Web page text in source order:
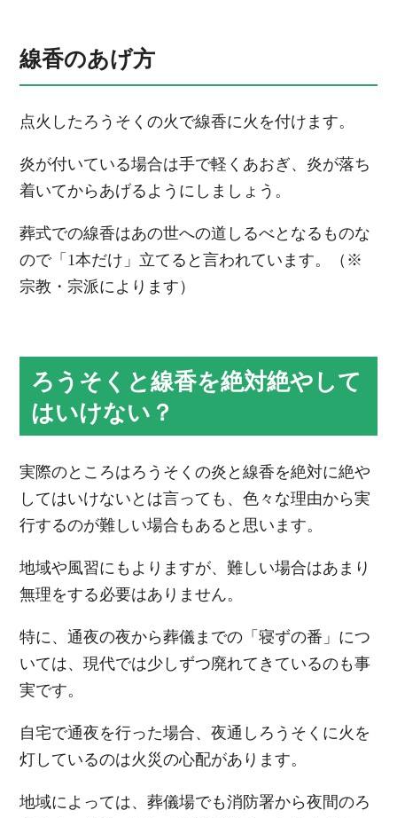
線香のあげ方
点火したろうそくの火で線香に火を付けます。
炎が付いている場合は手で軽くあおぎ、炎が落ち
着いてからあげるようにしましょう。
葬式での線香はあの世への道しるべとなるものな
ので「1本だけ」立てると言われています。（※
宗教・宗派によります）
ろうそくと線香を絶対絶やして
はいけない？
実際のところはろうそくの炎と線香を絶対に絶や
してはいけないとは言っても、色々な理由から実
行するのが難しい場合もあると思います。
地域や風習にもよりますが、難しい場合はあまり
無理をする必要はありません。
特に、通夜の夜から葬儀までの「寝ずの番」につ
いては、現代では少しずつ廃れてきているのも事
実です。
自宅で通夜を行った場合、夜通しろうそくに火を
灯しているのは火災の心配があります。
地域によっては、葬儀場でも消防署から夜間のろ